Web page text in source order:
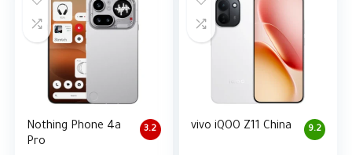
3.2
Nothing Phone 4a
Pro
9.2
vivo iQOO Z11 China